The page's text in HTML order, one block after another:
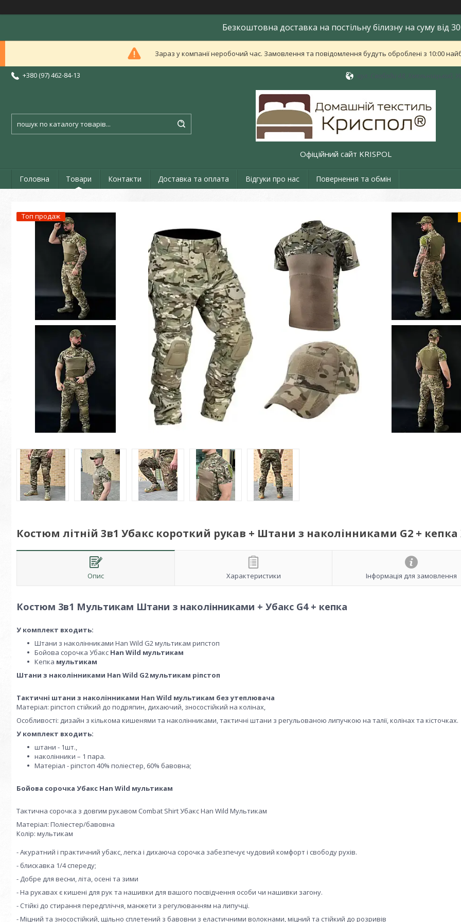
Безкоштовна доставка на постільну білизну на суму від
Зараз у компанії неробочий час. Замовлення та повідомлення будуть оброблені з 10:00
+380 (97) 462-84-13
Офіційний сайт KRISPOL
Головна Товари Контакти Доставка та оплата Відгуки про нас Повернення та обмін
Топ продаж
Костюм літній 3в1 Убакс короткий рукав + Штани з наколінниками G2 + кепка
Опис Характеристики Інформація для замовлення
Костюм 3в1 Мультикам Штани з наколінниками + Убакс G4 + кепка
У комплект входить:
Штани з наколінниками Han Wild G2 мультикам рипстоп
Бойова сорочка Убакс Han Wild мультикам
Кепка мультикам
Штани з наколінниками Han Wild G2 мультикам ріпстоп
Тактичні штани з наколінниками Han Wild мультикам без утеплювача
Матеріал: ріпстоп стійкий до подряпин, дихаючий, зносостійкий на колінах,
Особливості: дизайн з кількома кишенями та наколінниками, тактичні штани з регульованою липучкою на талії, колінах та кісточках.
У комплект входить:
штани - 1шт.,
наколінники – 1 пара.
Матеріал - ріпстоп 40% поліестер, 60% бавовна;
Бойова сорочка Убакс Han Wild мультикам
Тактична сорочка з довгим рукавом Combat Shirt Убакс Han Wild Мультикам
Матеріал: Поліестер/бавовна
Колір: мультикам
- Акуратний і практичний убакс, легка і дихаюча сорочка забезпечує чудовий комфорт і свободу рухів.
- блискавка 1/4 спереду;
- Добре для весни, літа, осені та зими
- На рукавах є кишені для рук та нашивки для вашого посвідчення особи чи нашивки загону.
- Стійкі до стирання передпліччя, манжети з регулюванням на липучці.
- Міцний та зносостійкий, щільно сплетений з бавовни з еластичними волокнами, міцний та стійкий до розривів